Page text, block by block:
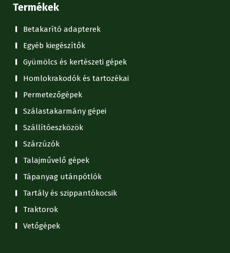
Termékek
Betakarító adapterek
Egyéb kiegészítők
Gyümölcs és kertészeti gépek
Homlokrakodók és tartozékai
Permetezőgépek
Szálastakarmány gépei
Szállítóeszközök
Szárzúzók
Talajművelő gépek
Tápanyag utánpótlók
Tartály és szippantókocsik
Traktorok
Vetőgépek